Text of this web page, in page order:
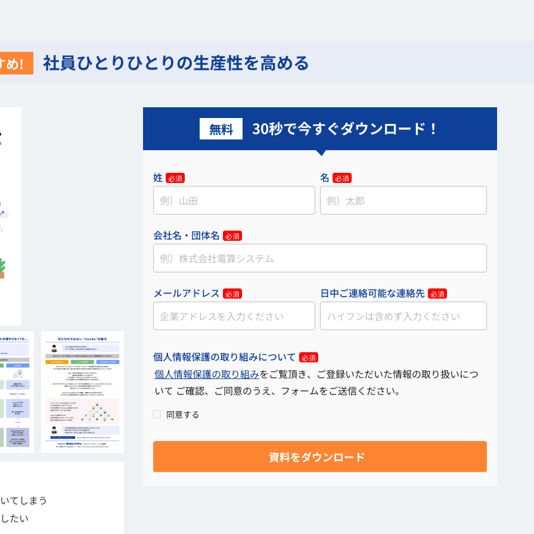
め! 社員ひとりひとりの生産性を高める
てしまう
たい
無料 30秒で今すぐダウンロード！
姓 必須 名 必須
会社名・団体名 必須
メールアドレス 必須 日中ご連絡可能な連絡先 必須
個人情報保護の取り組みについて 必須
個人情報保護の取り組みをご覧頂き、ご登録いただいた情報の取り扱いにつ
いて ご確認、ご同意のうえ、フォームをご送信ください。
同意する